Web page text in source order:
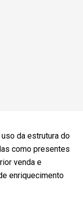
da estrutura do
como presentes
venda e
enriquecimento